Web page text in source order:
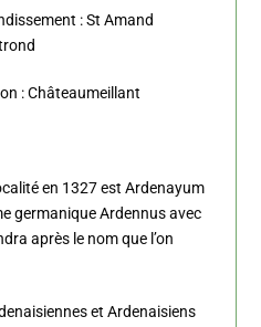
: St Amand
: Châteaumeillant
en 1327 est Ardenayum
germanique Ardennus avec
après le nom que l’on
et Ardenaisiens